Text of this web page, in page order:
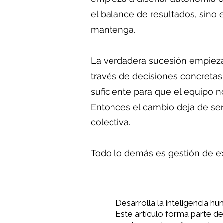
el balance de resultados, sino
mantenga.
La verdadera sucesión
través de decisiones
suficiente para que el equipo
Entonces el cambio deja de
colectiva.
Todo lo demás es gestión de
Desarrolla la inteligencia
Este artículo forma parte